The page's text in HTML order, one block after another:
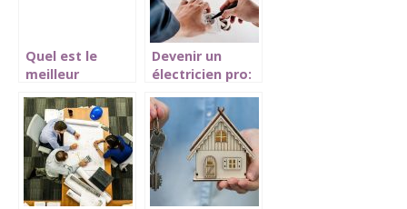
Quel est le
meilleur
l’immobilier ou
l’or ? On en
parle
Devenir un
électricien pro:
parvenir?